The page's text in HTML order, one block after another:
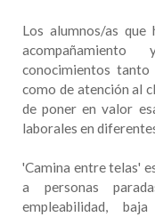
Los alumnos/as
conocimientos
como de atención al
de poner en valor
laborales en
'Camina entre telas'
a personas
empleabilidad,